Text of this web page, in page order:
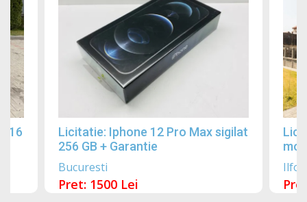
Licitatie: Iphone 12 Pro Max sigilat
256 GB + Garantie
Bucuresti
Pret: 1500 Lei
Ilfov